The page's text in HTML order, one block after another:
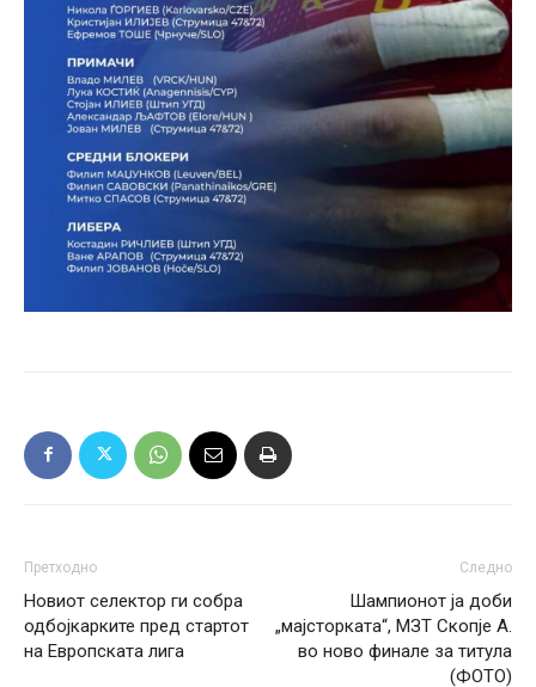
Претходно
Новиот селектор ги собра
одбојкарките пред стартот
на Европската лига
Следно
Шампионот ја доби
„мајсторката“, МЗТ Скопје А.
во ново финале за титула
(ФОТО)